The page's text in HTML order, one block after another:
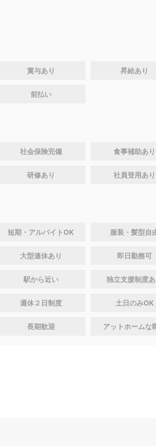
賞与あり 昇給あり
前払い
社会保険完備 食事補助あり
研修あり 社員登用あり
短期・アルバイトOK 服装・髪型自
大型連休あり 即日勤務可
駅から近い 独立支援制度あ
週休２日制度 土日のみOK
長期歓迎 アットホームな